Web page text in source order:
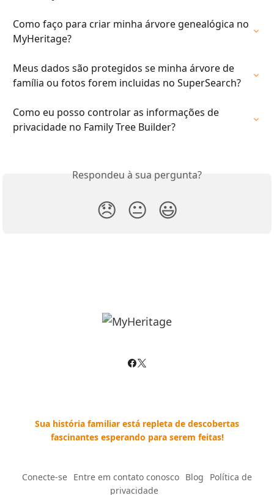
Como faço para criar minha árvore genealógica no
MyHeritage?
Meus dados são protegidos se minha árvore de
família ou fotos forem incluidas no SuperSearch?
Como eu posso controlar as informações de
privacidade no Family Tree Builder?
Respondeu à sua pergunta?
😞 😐 😃
Sua história familiar está repleta de descobertas
fascinantes esperando para serem feitas!
Conecte-se Entre em contato conosco Blog
Política de
privacidade--